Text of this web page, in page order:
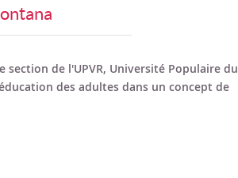
section de l'UPVR, Université Populaire du
des adultes dans un concept de